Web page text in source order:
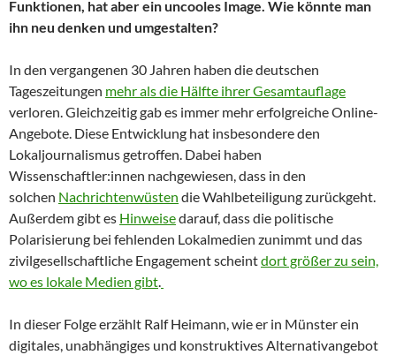
Funktionen, hat aber ein uncooles Image. Wie könnte man
ihn neu denken und umgestalten?
In den vergangenen 30 Jahren haben die deutschen
Tageszeitungen mehr als die Hälfte ihrer Gesamtauflage
verloren. Gleichzeitig gab es immer mehr erfolgreiche Online-
Angebote. Diese Entwicklung hat insbesondere den
Lokaljournalismus getroffen. Dabei haben
Wissenschaftler:innen nachgewiesen, dass in den
solchen Nachrichtenwüsten die Wahlbeteiligung zurückgeht.
Außerdem gibt es Hinweisedarauf, dass die politische
Polarisierung bei fehlenden Lokalmedien zunimmt und das
zivilgesellschaftliche Engagement scheintdort größer zu sein,
wo es lokale Medien gibt.
In dieser Folge erzählt Ralf Heimann, wie er in Münster ein
digitales, unabhängiges und konstruktives Alternativangebot